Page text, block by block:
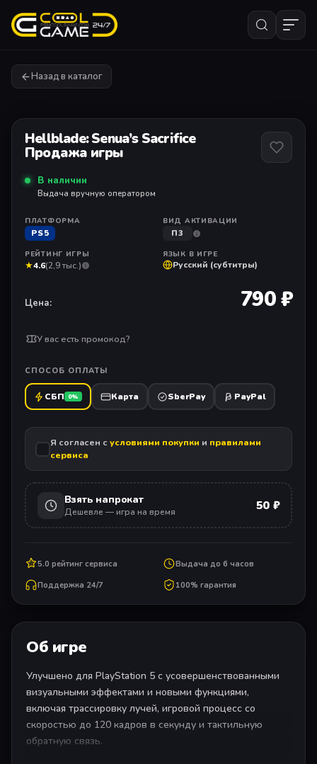
Назад в каталог
Hellblade: Senua’s Sacrifice
Продажа игры
В наличии
Выдача вручную оператором
ПЛАТФОРМА
PS5
ВИД АКТИВАЦИИ
П3
РЕЙТИНГ ИГРЫ
★4.6(2,9 тыс.)
ЯЗЫК В ИГРЕ
Русский (субтитры)
Цена: 790 ₽
У вас есть промокод?
СПОСОБ ОПЛАТЫ
СБП 0% Карта SberPay PayPal
Я согласен с условиями покупки и правилами
сервиса
Взять напрокат
Дешевле — игра на время 50 ₽
5.0 рейтинг сервиса
Выдача до 6 часов
Поддержка 24/7
100% гарантия
Об игре
Улучшено для PlayStation 5 с усовершенствованными
визуальными эффектами и новыми функциями,
включая трассировку лучей, игровой процесс со
скоростью до 120 кадров в секунду и тактильную
обратную связь.